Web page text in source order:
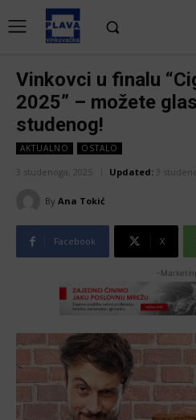
Vinkovci u finalu
2025” – možete
studenog!
AKTUALNO OSTALO
3 studenoga, 2025 Updated: 3
By Ana Tokić
Facebook X
-